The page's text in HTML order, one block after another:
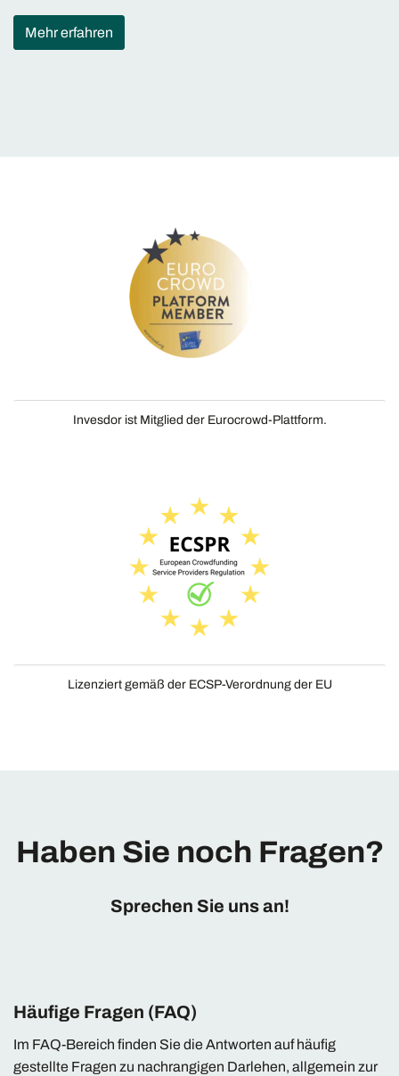
Mehr erfahren
Invesdor ist Mitglied der Eurocrowd-Plattform.
Lizenziert gemäß der ECSP-Verordnung der EU
Haben Sie noch Fragen?
Sprechen Sie uns an!
Häufige Fragen (FAQ)
Im FAQ-Bereich finden Sie die Antworten auf häufig
gestellte Fragen zu nachrangigen Darlehen, allgemein zur